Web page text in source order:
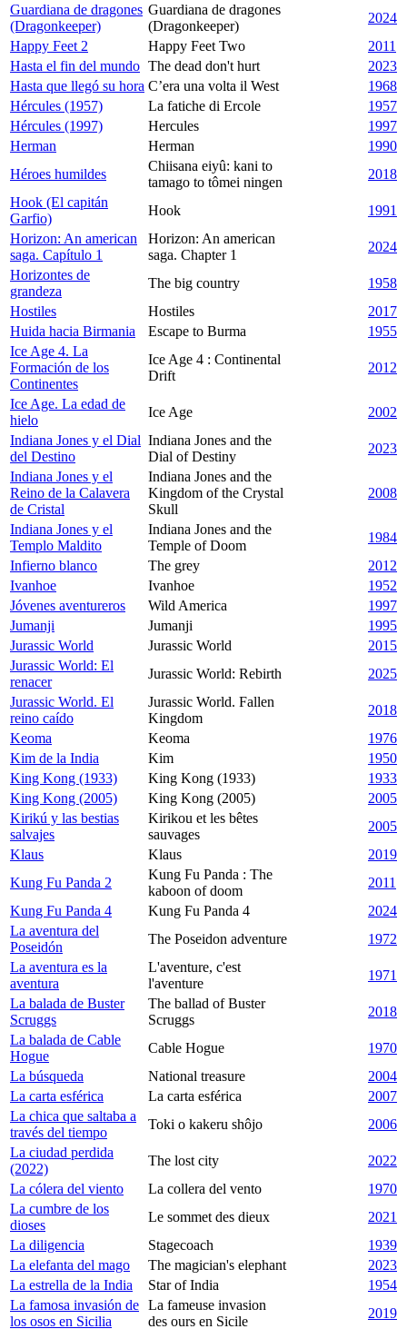
Guardiana de dragones
(Dragonkeeper)
Guardiana de dragones
(Dragonkeeper)
2024
Happy Feet 2
Happy Feet Two
2011
Hasta el fin del mundo The dead don't hurt
2023
Hasta que llegó su hora C’era una volta il West
1968
Hércules (1957)
La fatiche di Ercole
1957
Hércules (1997)
Hercules
1997
Herman
Herman
1990
Héroes humildes
Chiisana eiyû: kani to
tamago to tômei ningen
2018
Hook (El capitán
Garfio)
Hook
1991
Horizon: An american
saga. Capítulo 1
Horizon: An american
saga. Chapter 1
2024
Horizontes de
grandeza
The big country
1958
Hostiles
Hostiles
2017
Huida hacia Birmania
Escape to Burma
1955
Ice Age 4. La
Formación de los
Continentes
Ice Age 4 : Continental
Drift
2012
Ice Age. La edad de
hielo
Ice Age
2002
Indiana Jones y el Dial
del Destino
Indiana Jones and the
Dial of Destiny
2023
Indiana Jones y el
Reino de la Calavera
de Cristal
Indiana Jones and the
Kingdom of the Crystal
Skull
2008
Indiana Jones y el
Templo Maldito
Indiana Jones and the
Temple of Doom
1984
Infierno blanco
The grey
2012
Ivanhoe
Ivanhoe
1952
Jóvenes aventureros
Wild America
1997
Jumanji
Jumanji
1995
Jurassic World
Jurassic World
2015
Jurassic World: El
renacer
Jurassic World: Rebirth
2025
Jurassic World. El
reino caído
Jurassic World. Fallen
Kingdom
2018
Keoma
Keoma
1976
Kim de la India
Kim
1950
King Kong (1933)
King Kong (1933)
1933
King Kong (2005)
King Kong (2005)
2005
Kirikú y las bestias
salvajes
Kirikou et les bêtes
sauvages
2005
Klaus
Klaus
2019
Kung Fu Panda 2
Kung Fu Panda : The
kaboon of doom
2011
Kung Fu Panda 4
Kung Fu Panda 4
2024
La aventura del
Poseidón
The Poseidon adventure
1972
La aventura es la
aventura
L'aventure, c'est
l'aventure
1971
La balada de Buster
Scruggs
The ballad of Buster
Scruggs
2018
La balada de Cable
Hogue
Cable Hogue
1970
La búsqueda
National treasure
2004
La carta esférica
La carta esférica
2007
La chica que saltaba a
través del tiempo
Toki o kakeru shôjo
2006
La ciudad perdida
(2022)
The lost city
2022
La cólera del viento
La collera del vento
1970
La cumbre de los
dioses
Le sommet des dieux
2021
La diligencia
Stagecoach
1939
La elefanta del mago
The magician's elephant
2023
La estrella de la India
Star of India
1954
La famosa invasión de
los osos en Sicilia
La fameuse invasion
des ours en Sicile
2019